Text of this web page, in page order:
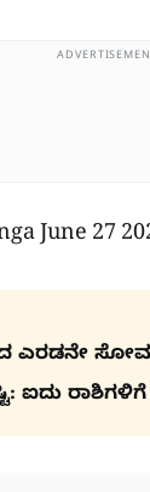
June 27
ಎರಡನೇ
ಐದು ರಾಶಿಗಳಿಗೆ